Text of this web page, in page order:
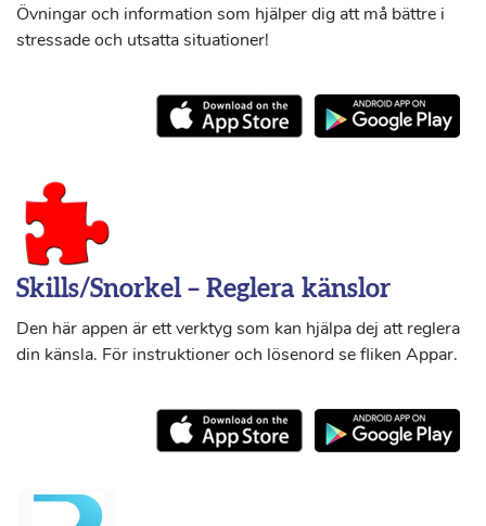
Övningar och information som hjälper dig att må bättre i
stressade och utsatta situationer!
Skills/Snorkel – Reglera känslor
Den här appen är ett verktyg som kan hjälpa dej att reglera
din känsla. För instruktioner och lösenord se fliken Appar.